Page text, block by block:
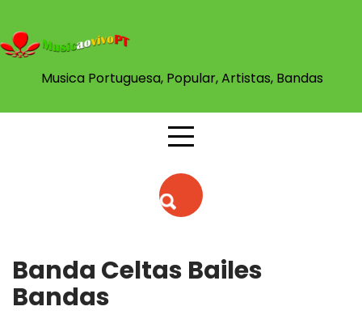
content
Musica Portuguesa, Popular, Artistas, Bandas
Banda Celtas Bailes
Bandas